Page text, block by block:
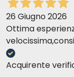
26 Giugno 2026
Ottima
Acquirente